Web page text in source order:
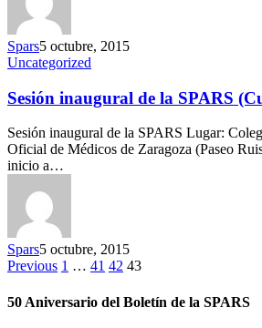
Spars5 octubre, 2015
Uncategorized
Sesión inaugural de la SPARS
Sesión inaugural de la SPARS Lugar:
Oficial de Médicos de Zaragoza (Paseo
inicio a…
Spars5 octubre, 2015
Previous 1 … 41 42 43
50 Aniversario del Boletín de la SPARS